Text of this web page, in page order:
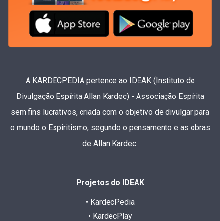
A KARDECPEDIA pertence ao IDEAK (Instituto de
Divulgação Espírita Allan Kardec) - Associação Espírita
sem fins lucrativos, criada com o objetivo de divulgar para
o mundo o Espiritismo, segundo o pensamento e as obras
de Allan Kardec.
Projetos do IDEAK
• KardecPedia
• KardecPlay